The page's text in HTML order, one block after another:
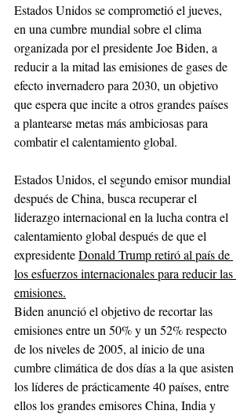
Estados Unidos se comprometió el jueves,
en una cumbre mundial sobre el clima
organizada por el presidente Joe Biden, a
reducir a la mitad las emisiones de gases de
efecto invernadero para 2030, un objetivo
que espera que incite a otros grandes países
a plantearse metas más ambiciosas para
combatir el calentamiento global.
Estados Unidos, el segundo emisor mundial
después de China, busca recuperar el
liderazgo internacional en la lucha contra el
calentamiento global después de que el
expresidente Donald Trump retiró al país de
los esfuerzos internacionales para reducir las
emisiones.
Biden anunció el objetivo de recortar las
emisiones entre un 50% y un 52% respecto
de los niveles de 2005, al inicio de una
cumbre climática de dos días a la que asisten
los líderes de prácticamente 40 países, entre
ellos los grandes emisores China, India y